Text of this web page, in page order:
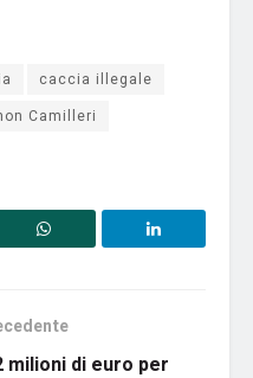
caccia illegale
Camilleri
milioni di euro per